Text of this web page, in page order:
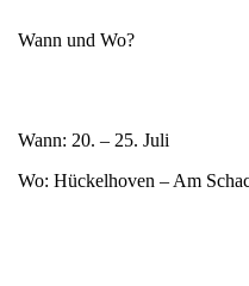
Wann und Wo?
Wann: 20. – 25. Juli
Wo: Hückelhoven – Am